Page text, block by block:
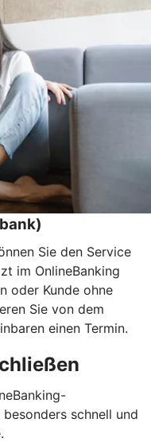
Sie den Service
im OnlineBanking
oder Kunde ohne
Sie von dem
einen Termin.
schnell und